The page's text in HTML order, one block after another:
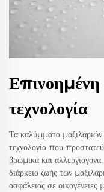
τεχνολογία
Τα καλύμματα μαξιλαριών
τεχνολογία που
βρώμικα και
διάρκεια ζωής των
ασφάλειας σε